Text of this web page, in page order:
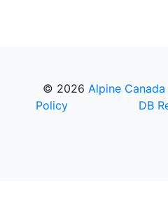
© 2026 Alpine
Policy
DB